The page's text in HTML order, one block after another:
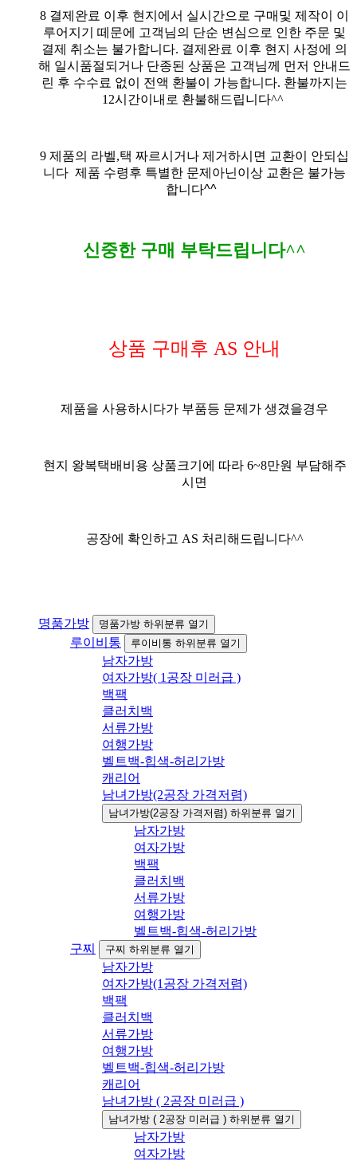
8 결제완료 이후 현지에서 실시간으로 구매및 제작이 이
루어지기 떼문에 고객님의 단순 변심으로 인한 주문 및
결제 취소는 불가합니다. 결제완료 이후 현지 사정에 의
해 일시품절되거나 단종된 상품은 고객님께 먼저 안내드
린 후 수수료 없이 전액 환불이 가능합니다. 환불까지는
12시간이내로 환불해드립니다^^
9 제품의 라벨,택 짜르시거나 제거하시면 교환이 안되십
니다 제품 수령후 특별한 문제아닌이상 교환은 불가능
합니다^^
신중한 구매 부탁드립니다^^
상품 구매후 AS 안내
제품을 사용하시다가 부품등 문제가 생겼을경우
현지 왕복택배비용 상품크기에 따라 6~8만원 부담해주
시면
공장에 확인하고 AS 처리해드립니다^^
명품가방 명품가방 하위분류 열기
루이비통 루이비통 하위분류 열기
남자가방
여자가방( 1공장 미러급 )
백팩
클러치백
서류가방
여행가방
벨트백-힙색-허리가방
캐리어
남녀가방(2공장 가격저렴)
남녀가방(2공장 가격저렴) 하위분류 열기
남자가방
여자가방
백팩
클러치백
서류가방
여행가방
벨트백-힙색-허리가방
구찌
구찌 하위분류 열기
남자가방
여자가방(1공장 가격저렴)
백팩
클러치백
서류가방
여행가방
벨트백-힙색-허리가방
캐리어
남녀가방 ( 2공장 미러급 )
남녀가방 ( 2공장 미러급 ) 하위분류 열기
남자가방
여자가방